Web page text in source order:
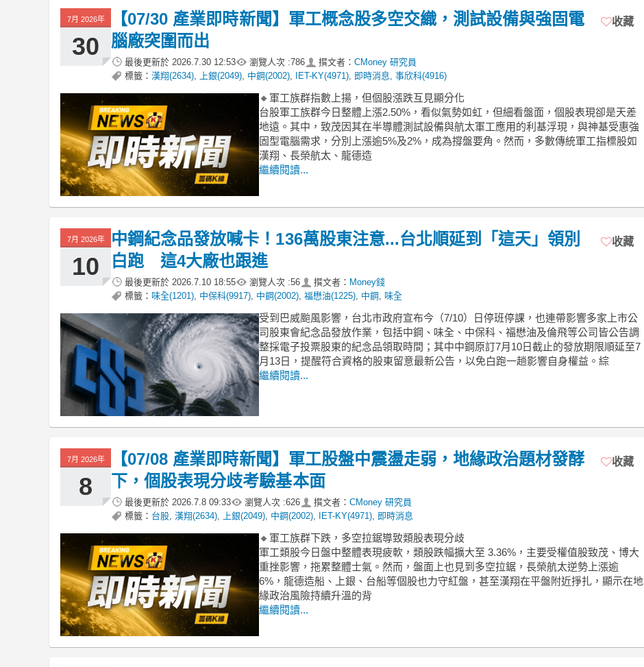
7月 2026年
30
【07/30 產業即時新聞】軍工概念股多空交織，測試設備與強固電
腦廠突圍而出
最後更新於 2026.7.30 12:53 瀏覽人次 :786 撰文者： CMoney 研究員
標籤： 漢翔(2634) 上銀(2049) 中鋼(2002) IET-KY(4971) 即時消息 事欣科(4916)
收藏
🔸軍工族群指數上揚，但個股漲跌互見顯分化
台股軍工族群今日整體上漲2.50%，看似氣勢如虹，但細看盤面，個股表現卻是天差
地遠。其中，致茂因其在半導體測試設備與航太軍工應用的利基浮現，與神基受惠強
固型電腦需求，分別上漲逾5%及2%，成為撐盤要角。然而，多數傳統軍工指標股如
漢翔、長榮航太、龍德造
繼續閱讀...
7月 2026年
10
中鋼紀念品發放喊卡！136萬股東注意...台北順延到「這天」領別
白跑 這4大廠也跟進
最後更新於 2026.7.10 18:55 瀏覽人次 :56 撰文者： Money錢
標籤： 味全(1201) 中保科(9917) 中鋼(2002) 福懋油(1225) 中鋼 味全
收藏
受到巴威颱風影響，台北市政府宣布今（7/10）日停班停課，也連帶影響多家上市公
司股東會紀念品發放作業，包括中鋼、味全、中保科、福懋油及倫飛等公司皆公告調
整採電子投票股東的紀念品領取時間；其中中鋼原訂7月10日截止的發放期限順延至7
月13日，提醒符合資格的股東留意最新公告，以免白跑一趟影響自身權益。綜
繼續閱讀...
7月 2026年
8
【07/08 產業即時新聞】軍工股盤中震盪走弱，地緣政治題材發酵
下，個股表現分歧考驗基本面
最後更新於 2026.7.8 09:33 瀏覽人次 :626 撰文者： CMoney 研究員
標籤： 台股 漢翔(2634) 上銀(2049) 中鋼(2002) IET-KY(4971) 即時消息
收藏
🔸軍工族群下跌，多空拉鋸導致類股表現分歧
軍工類股今日盤中整體表現疲軟，類股跌幅擴大至 3.36%，主要受權值股致茂、博大
重挫影響，拖累整體士氣。然而，盤面上也見到多空拉鋸，長榮航太逆勢上漲逾
6%，龍德造船、上銀、台船等個股也力守紅盤，甚至漢翔在平盤附近掙扎，顯示在地
緣政治風險持續升溫的背
繼續閱讀...